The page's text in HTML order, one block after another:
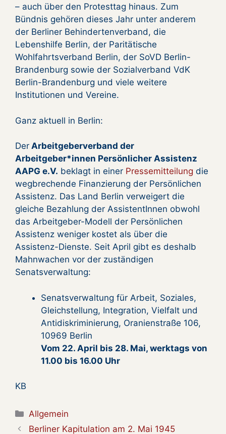
– auch über den Protesttag hinaus. Zum
Bündnis gehören dieses Jahr unter anderem
der Berliner Behindertenverband, die
Lebenshilfe Berlin, der Paritätische
Wohlfahrtsverband Berlin, der SoVD Berlin-
Brandenburg sowie der Sozialverband VdK
Berlin-Brandenburg und viele weitere
Institutionen und Vereine.
Ganz aktuell in Berlin:
Der Arbeitgeberverband der
Arbeitgeber*innen Persönlicher Assistenz
AAPG e.V. beklagt in einer Pressemitteilung die
wegbrechende Finanzierung der Persönlichen
Assistenz. Das Land Berlin verweigert die
gleiche Bezahlung der AssistentInnen obwohl
das Arbeitgeber-Modell der Persönlichen
Assistenz weniger kostet als über die
Assistenz-Dienste. Seit April gibt es deshalb
Mahnwachen vor der zuständigen
Senatsverwaltung:
Senatsverwaltung für Arbeit, Soziales,
Gleichstellung, Integration, Vielfalt und
Antidiskriminierung, Oranienstraße 106,
10969 Berlin
Vom 22. April bis 28. Mai, werktags von
11.00 bis 16.00 Uhr
KB
Kategorien
Allgemein
Berliner Kapitulation am 2. Mai 1945